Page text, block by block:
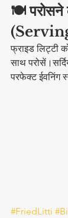
🍽️ परोसने
फ्राइड लिट्टी
साथ
परफेक्ट ईवनिंग
#FriedLitti